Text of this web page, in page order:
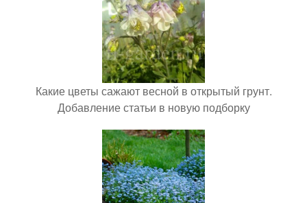
Какие цветы сажают весной в открытый грунт.
Добавление статьи в новую подборку